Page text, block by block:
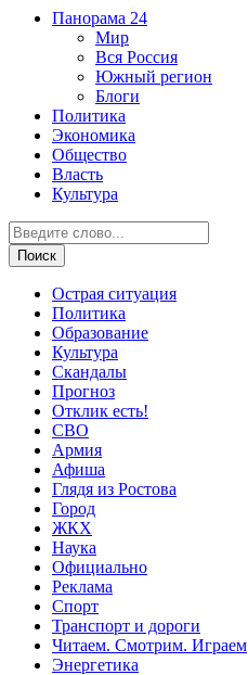
Панорама 24
Мир
Вся Россия
Южный регион
Блоги
Политика
Экономика
Общество
Власть
Культура
Острая ситуация
Политика
Образование
Культура
Скандалы
Прогноз
Отклик есть!
СВО
Армия
Афиша
Глядя из Ростова
Город
ЖКХ
Наука
Официально
Реклама
Спорт
Транспорт и дороги
Читаем. Смотрим. Играем
Энергетика